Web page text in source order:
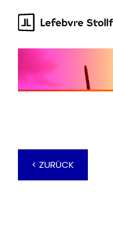
springen
< ZURÜCK